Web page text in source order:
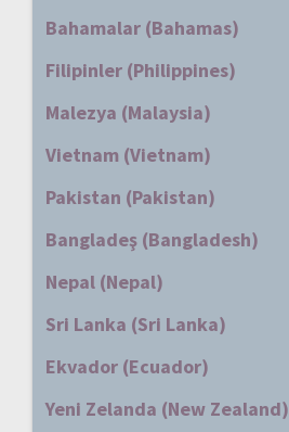
Bahamalar (Bahamas)
Filipinler (Philippines)
Malezya (Malaysia)
Vietnam (Vietnam)
Pakistan (Pakistan)
Bangladeş (Bangladesh)
Nepal (Nepal)
Sri Lanka (Sri Lanka)
Ekvador (Ecuador)
Yeni Zelanda (New Zealand)